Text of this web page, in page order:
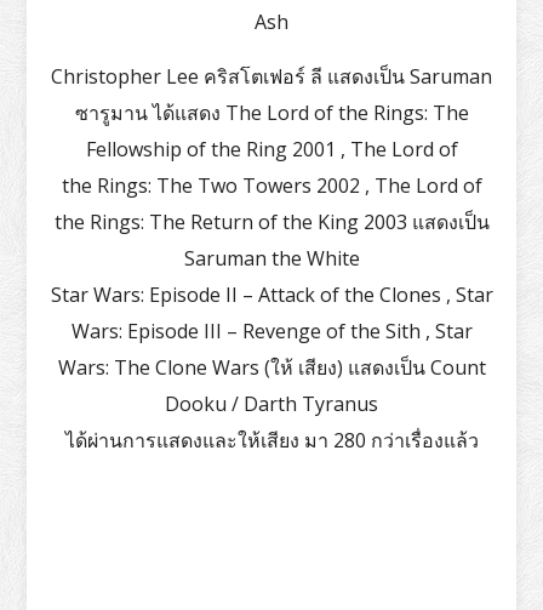
Ash
Christopher Lee คริสโตเฟอร์ ลี แสดงเป็น Saruman
ซารูมาน ได้แสดง The Lord of the Rings: The
Fellowship of the Ring 2001 , The Lord of
the Rings: The Two Towers 2002 , The Lord of
the Rings: The Return of the King 2003 แสดงเป็น
Saruman the White
Star Wars: Episode II – Attack of the Clones , Star
Wars: Episode III – Revenge of the Sith , Star
Wars: The Clone Wars (ให้ เสียง) แสดงเป็น Count
Dooku / Darth Tyranus
ได้ผ่านการแสดงและให้เสียง มา 280 กว่าเรื่องแล้ว